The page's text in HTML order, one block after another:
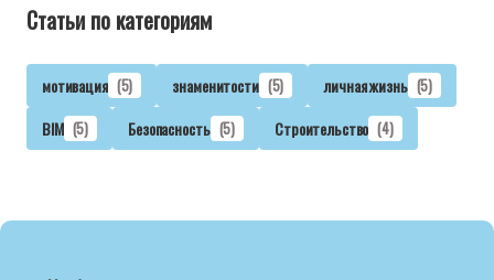
Статьи по категориям
мотивация (5) знаменитости (5) личная жизнь (5)
BIM (5) Безопасность (5) Строительство (4)